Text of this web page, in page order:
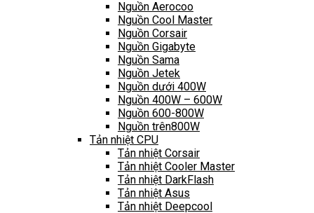
Nguồn Aerocoo
Nguồn Cool Master
Nguồn Corsair
Nguồn Gigabyte
Nguồn Sama
Nguồn Jetek
Nguồn dưới 400W
Nguồn 400W – 600W
Nguồn 600-800W
Nguồn trên800W
Tản nhiệt CPU
Tản nhiệt Corsair
Tản nhiệt Cooler Master
Tản nhiệt DarkFlash
Tản nhiệt Asus
Tản nhiệt Deepcool